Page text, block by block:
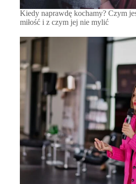
Kiedy naprawdę kochamy? Czym
miłość i z czym jej nie mylić